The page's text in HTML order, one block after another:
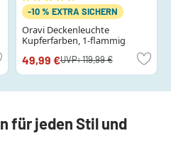
-10 % EXTRA SICHERN
Oravi Deckenleuchte
Kupferfarben, 1-flammig
49,99 €UVP:119,99 €
für jeden Stil und